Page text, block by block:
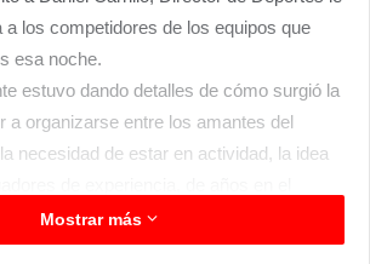
a los competidores de los equipos que
esa noche.
estuvo dando detalles de cómo surgió la
a organizarse entre los amantes del
necesidad de estar en actividad, la idea
jóvenes que pertenecen a las escuelas de
privadas.
Mostrar más